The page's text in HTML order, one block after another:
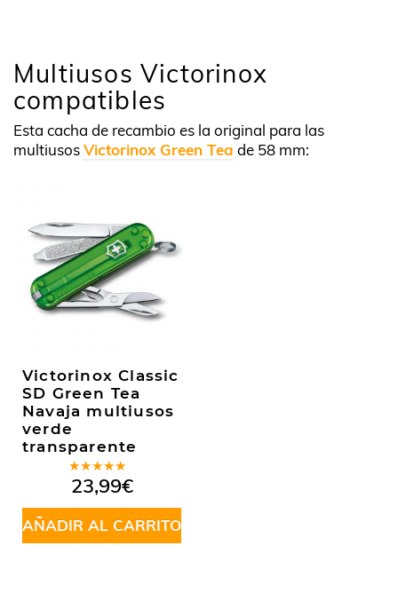
Multiusos Victorinox
compatibles
Esta cacha de recambio es la original para las
multiusosVictorinox Green Tea de 58 mm:
Victorinox Classic
SD Green Tea
Navaja multiusos
verde
transparente
Valorado
en5.00de
5
23,99€
AÑADIR AL CARRITO